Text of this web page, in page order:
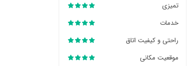
تمیزی
خدمات
راحتی و کیفیت اتاق
موقعیت مکانی